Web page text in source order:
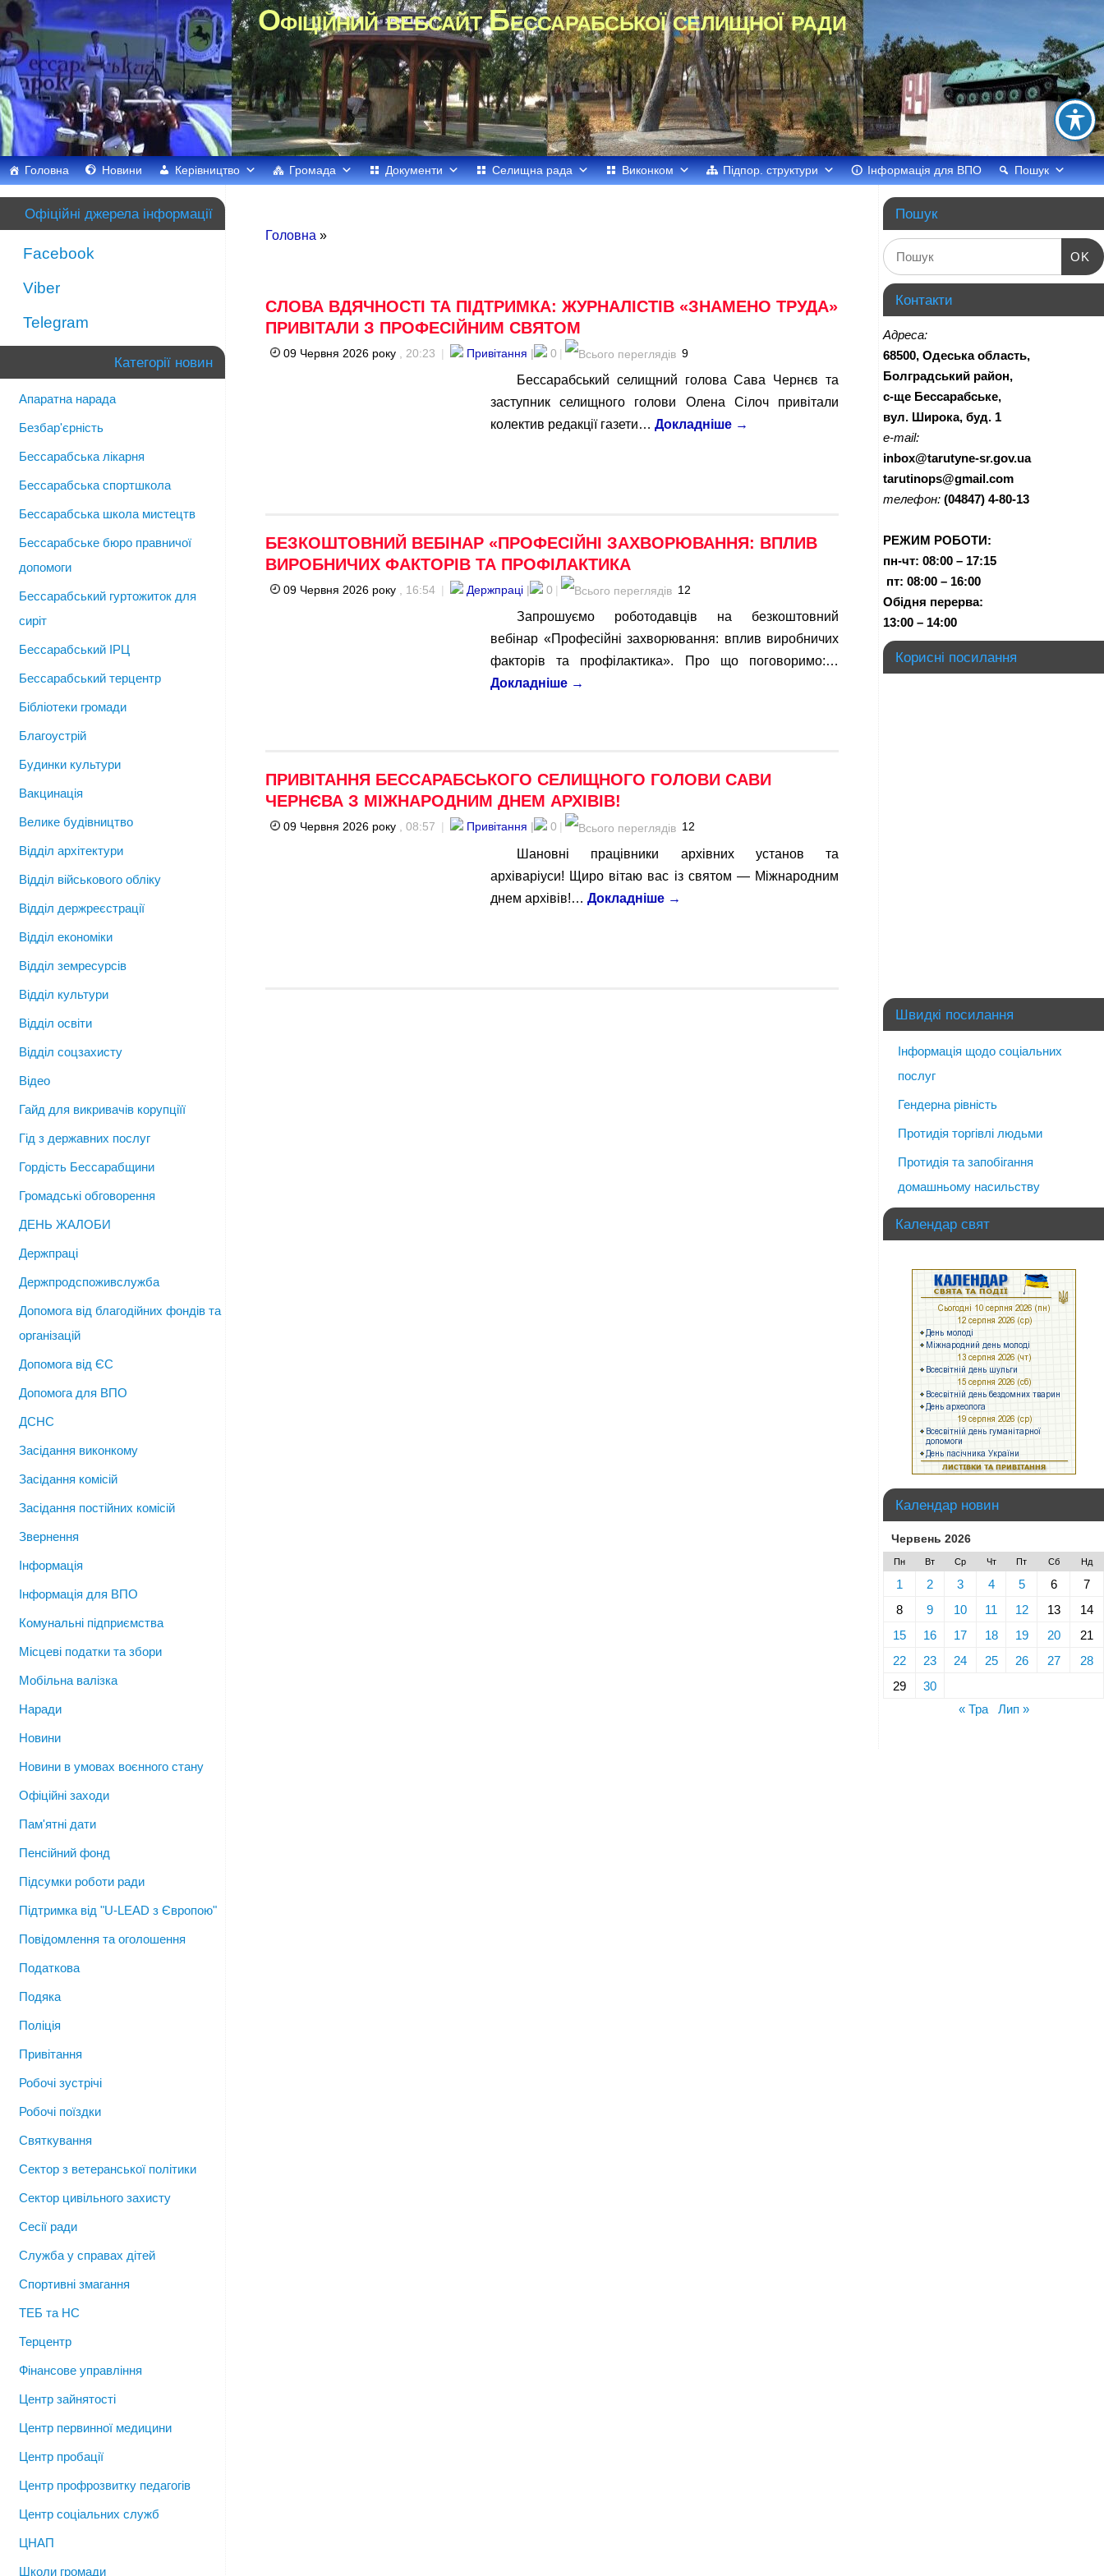
Офіційний вебсайт Бессарабської селищної ради
Головна Новини Керівництво Громада Документи Селищна рада Виконком Підпор. структури Інформація для ВПО Пошук
Головна »
СЛОВА ВДЯЧНОСТІ ТА ПІДТРИМКА: ЖУРНАЛІСТІВ «ЗНАМЕНО ТРУДА»
ПРИВІТАЛИ З ПРОФЕСІЙНИМ СВЯТОМ
09 Червня 2026 року , 20:23 | Привітання | 0 | 9
Бессарабський селищний голова Сава Чернєв та
заступник селищного голови Олена Сілоч привітали
колектив редакції газети… Докладніше →
БЕЗКОШТОВНИЙ ВЕБІНАР «ПРОФЕСІЙНІ ЗАХВОРЮВАННЯ: ВПЛИВ
ВИРОБНИЧИХ ФАКТОРІВ ТА ПРОФІЛАКТИКА
09 Червня 2026 року , 16:54 | Держпраці | 0 | 12
Запрошуємо роботодавців на безкоштовний
вебінар «Професійні захворювання: вплив виробничих
факторів та профілактика». Про що поговоримо:…
Докладніше →
ПРИВІТАННЯ БЕССАРАБСЬКОГО СЕЛИЩНОГО ГОЛОВИ САВИ
ЧЕРНЄВА З МІЖНАРОДНИМ ДНЕМ АРХІВІВ!
09 Червня 2026 року , 08:57 | Привітання | 0 | 12
Шановні працівники архівних установ та
архіваріуси! Щиро вітаю вас із святом — Міжнародним
днем архівів!… Докладніше →
Офіційні джерела інформації
Facebook
Viber
Telegram
Категорії новин
Апаратна нарада
Безбар'єрність
Бессарабська лікарня
Бессарабська спортшкола
Бессарабська школа мистецтв
Бессарабське бюро правничої
допомоги
Бессарабський гуртожиток для
сиріт
Бессарабський ІРЦ
Бессарабський терцентр
Бібліотеки громади
Благоустрій
Будинки культури
Вакцинація
Велике будівництво
Відділ архітектури
Відділ військового обліку
Відділ держреєстрації
Відділ економіки
Відділ земресурсів
Відділ культури
Відділ освіти
Відділ соцзахисту
Відео
Гайд для викривачів корупціїї
Гід з державних послуг
Гордість Бессарабщини
Громадські обговорення
ДЕНЬ ЖАЛОБИ
Держпраці
Держпродспоживслужба
Допомога від благодійних фондів та
організацій
Допомога від ЄС
Допомога для ВПО
ДСНС
Засідання виконкому
Засідання комісій
Засідання постійних комісій
Звернення
Інформація
Інформація для ВПО
Комунальні підприємства
Місцеві податки та збори
Мобільна валізка
Наради
Новини
Новини в умовах воєнного стану
Офіційні заходи
Пам'ятні дати
Пенсійний фонд
Підсумки роботи ради
Підтримка від "U-LEAD з Європою"
Повідомлення та оголошення
Податкова
Подяка
Поліція
Привітання
Робочі зустрічі
Робочі поїздки
Святкування
Сектор з ветеранської політики
Сектор цивільного захисту
Сесії ради
Служба у справах дітей
Спортивні змагання
ТЕБ та НС
Терцентр
Фінансове управління
Центр зайнятості
Центр первинної медицини
Центр пробації
Центр профрозвитку педагогів
Центр соціальних служб
ЦНАП
Школи громади
Пошук
OK
Контакти
Адреса:
68500, Одеська область,
Болградський район,
с-ще Бессарабське,
вул. Широка, буд. 1
e-mail:
inbox@tarutyne-sr.gov.ua
tarutinops@gmail.com
телефон: (04847) 4-80-13
РЕЖИМ РОБОТИ:
пн-чт: 08:00 – 17:15
пт: 08:00 – 16:00
Обідня перерва:
13:00 – 14:00
Корисні посилання
Швидкі посилання
Інформація щодо соціальних
послуг
Гендерна рівність
Протидія торгівлі людьми
Протидія та запобігання
домашньому насильству
Календар свят
Календар новин
Червень 2026
Пн Вт Ср Чт Пт Сб Нд
1 2 3 4 5 6
7
8
9 10 11 12 13
14
15
16 17 18 19 20
21
22
23 24 25 26 27
28
29
30
« Тра
Лип »